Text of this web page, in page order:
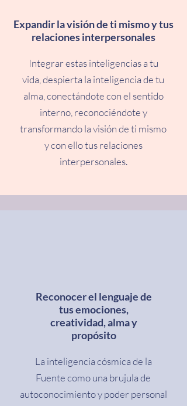
Expandir la visión de ti mismo y tus
relaciones interpersonales
Integrar estas inteligencias a tu
vida, despierta la inteligencia de tu
alma, conectándote con el sentido
interno, reconociéndote y
transformando la visión de ti mismo
y con ello tus relaciones
interpersonales.
Reconocer el lenguaje de
tus emociones,
creatividad, alma y
propósito
La inteligencia cósmica de la
Fuente como una brujula de
autoconocimiento y poder personal